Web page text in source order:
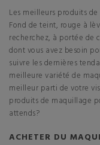
Les meilleurs produits
Fond de teint, rouge à
recherchez, à portée de
dont vous avez besoin
suivre les dernières
meilleure variété de
meilleur parti de votre
produits de maquillage
attends?
ACHETER DU